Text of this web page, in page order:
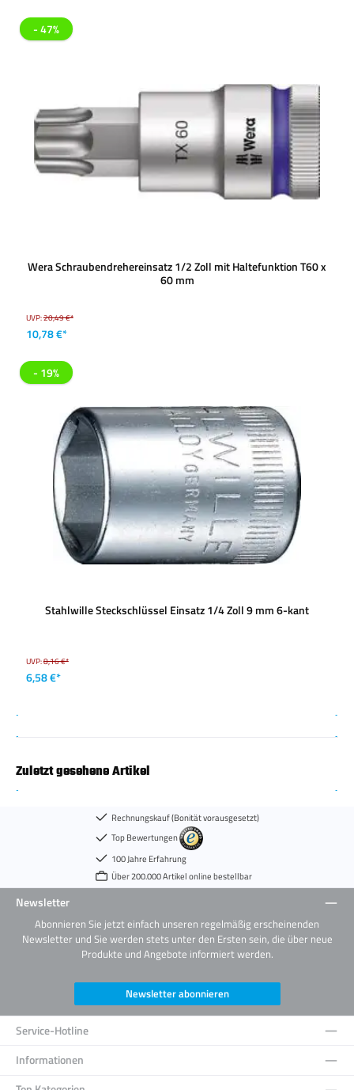
- 47%
Wera Schraubendrehereinsatz 1/2 Zoll mit Haltefunktion T60 x
60 mm
UVP:20,49 €*
10,78 €*
- 19%
Stahlwille Steckschlüssel Einsatz 1/4 Zoll 9 mm 6-kant
UVP:8,16 €*
6,58 €*
Zuletzt gesehene Artikel
Rechnungskauf (Bonität vorausgesetzt)
Top Bewertungen
100 Jahre Erfahrung
Über 200.000 Artikel online bestellbar
Newsletter
Abonnieren Sie jetzt einfach unseren regelmäßig erscheinenden
Newsletter und Sie werden stets unter den Ersten sein, die über neue
Produkte und Angebote informiert werden.
Newsletter abonnieren
Service-Hotline
Informationen